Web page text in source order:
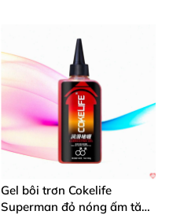
Gel bôi trơn Cokelife
Superman đỏ nóng ấm tăng